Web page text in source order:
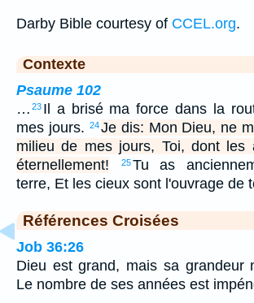
Darby Bible courtesy of CCEL.org.
Contexte
Psaume 102
… 23 Il a brisé ma force dans la
mes jours.
24Je dis: Mon Dieu, ne
milieu de mes jours, Toi, dont les
éternellement!
25Tu as
terre, Et les cieux sont l'ouvrage de
Références Croisées
Job 36:26
Dieu est grand, mais sa grandeur
Le nombre de ses années est